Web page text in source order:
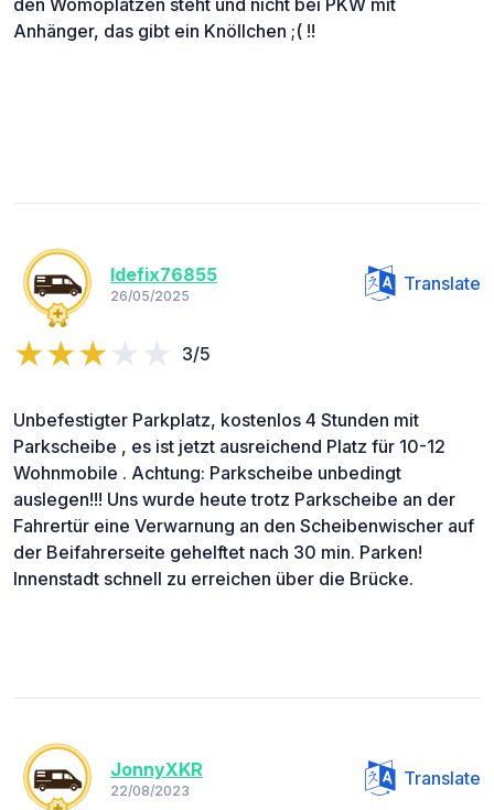
Anhänger, das gibt ein Knöllchen ;( !!
Idefix76855
26/05/2025
Translate
3/5
Unbefestigter Parkplatz, kostenlos 4 Stunden mit
Parkscheibe , es ist jetzt ausreichend Platz für 10-12
Wohnmobile . Achtung: Parkscheibe unbedingt
auslegen!!! Uns wurde heute trotz Parkscheibe an der
Fahrertür eine Verwarnung an den Scheibenwischer auf
der Beifahrerseite gehelftet nach 30 min. Parken!
Innenstadt schnell zu erreichen über die Brücke.
JonnyXKR
22/08/2023
Translate